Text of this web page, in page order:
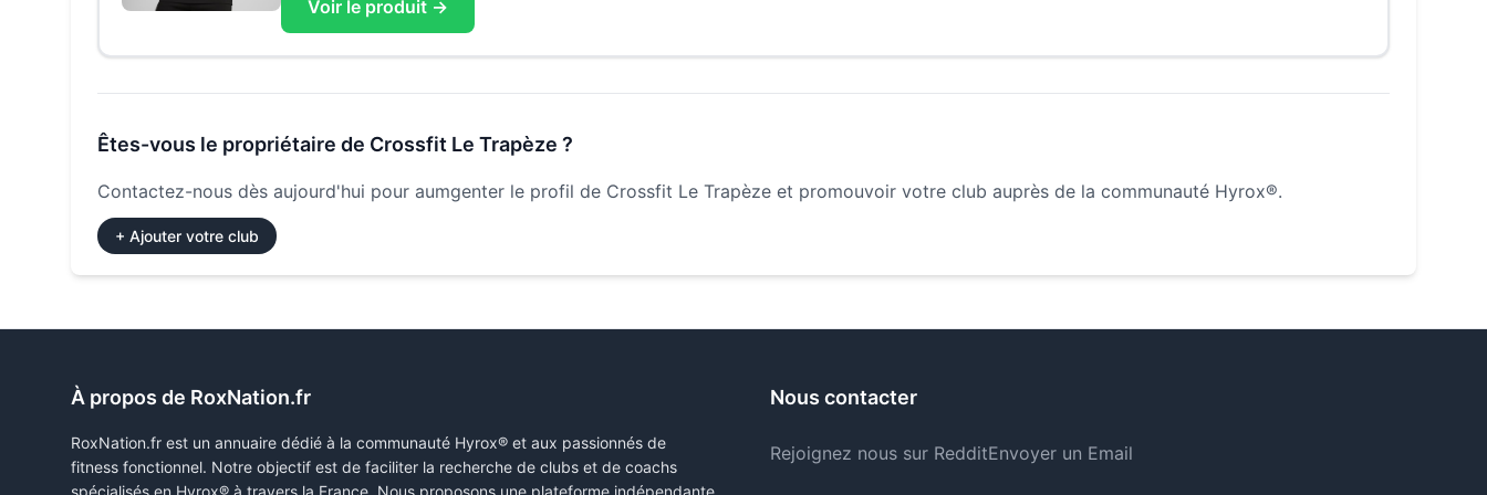
Voir le produit →
Êtes-vous le propriétaire de Crossfit Le Trapèze ?
Contactez-nous dès aujourd'hui pour aumgenter le profil de Crossfit Le Trapèze et promouvoir votre club auprès de la communauté Hyrox®.
+ Ajouter votre club
À propos de RoxNation.fr
RoxNation.fr est un annuaire dédié à la communauté Hyrox® et aux passionnés de
fitness fonctionnel. Notre objectif est de faciliter la recherche de clubs et de coachs
spécialisés en Hyrox® à travers la France. Nous proposons une plateforme indépendante
Nous contacter
Rejoignez nous sur RedditEnvoyer un Email